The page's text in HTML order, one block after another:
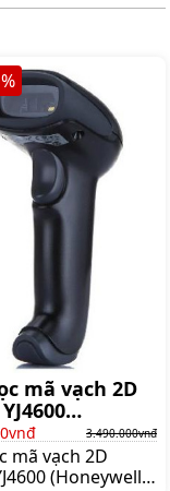
mã vạch 2D
3.490.000vnđ
mã vạch 2D
(Honeywell)
%